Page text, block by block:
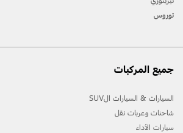
توروس
جميع المركبات
السيارات & السيارات الSUV
شاحنات وعربات نقل
سيارات الأداء